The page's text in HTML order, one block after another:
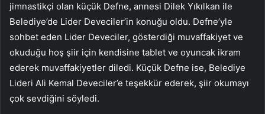
jimnastikçi olan küçük Defne, annesi Dilek Yıkılkan ile
Belediye’de Lider Deveciler’in konuğu oldu. Defne’yle
sohbet eden Lider Deveciler, gösterdiği muvaffakiyet ve
okuduğu hoş şiir için kendisine tablet ve oyuncak ikram
ederek muvaffakiyetler diledi. Küçük Defne ise, Belediye
Lideri Ali Kemal Deveciler’e teşekkür ederek, şiir okumayı
çok sevdiğini söyledi.